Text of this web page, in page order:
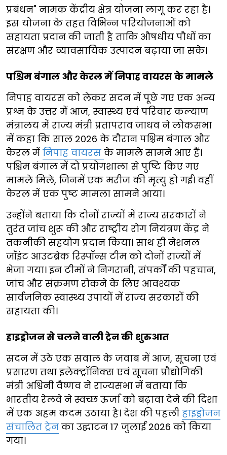
प्रबंधन" नामक केंद्रीय क्षेत्र योजना लागू कर रहा है।
इस योजना के तहत विभिन्न परियोजनाओं को
सहायता प्रदान की जाती है ताकि औषधीय पौधों का
संरक्षण और व्यावसायिक उत्पादन बढ़ाया जा सके।
पश्चिम बंगाल और केरल में निपाह वायरस के मामले
निपाह वायरस को लेकर सदन में पूछे गए एक अन्य
प्रश्न के उत्तर में आज, स्वास्थ्य एवं परिवार कल्याण
मंत्रालय में राज्य मंत्री प्रतापराव जाधव ने लोकसभा
में कहा कि साल 2026 के दौरान पश्चिम बंगाल और
केरल में निपाह वायरस के मामले सामने आए हैं।
पश्चिम बंगाल में दो प्रयोगशाला से पुष्टि किए गए
मामले मिले, जिनमें एक मरीज की मृत्यु हो गई। वहीं
केरल में एक पुष्ट मामला सामने आया।
उन्होंने बताया कि दोनों राज्यों में राज्य सरकारों ने
तुरंत जांच शुरू की और राष्ट्रीय रोग नियंत्रण केंद्र ने
तकनीकी सहयोग प्रदान किया। साथ ही नेशनल
जॉइंट आउटब्रेक रिस्पॉन्स टीम को दोनों राज्यों में
भेजा गया। इन टीमों ने निगरानी, संपर्कों की पहचान,
जांच और संक्रमण रोकने के लिए आवश्यक
सार्वजनिक स्वास्थ्य उपायों में राज्य सरकारों की
सहायता की।
हाइड्रोजन से चलने वाली ट्रेन की शुरुआत
सदन में उठे एक सवाल के जवाब में आज, सूचना एवं
प्रसारण तथा इलेक्ट्रॉनिक्स एवं सूचना प्रौद्योगिकी
मंत्री अश्विनी वैष्णव ने राज्यसभा में बताया कि
भारतीय रेलवे ने स्वच्छ ऊर्जा को बढ़ावा देने की दिशा
में एक अहम कदम उठाया है। देश की पहली हाइड्रोजन
संचालित ट्रेन का उद्घाटन 17 जुलाई 2026 को किया
गया।